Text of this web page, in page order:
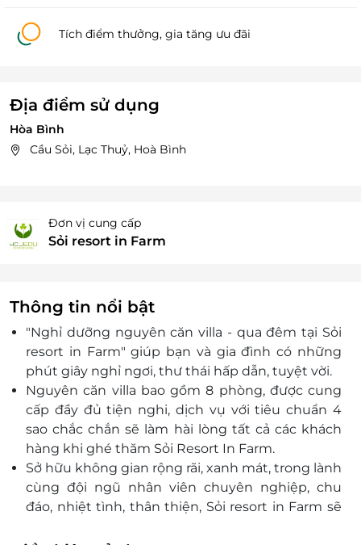
Tích điểm thưởng, gia tăng ưu đãi
Địa điểm sử dụng
Hòa Bình
Cầu Sỏi, Lạc Thuỷ, Hoà Bình
Đơn vị cung cấp
Sỏi resort in Farm
Thông tin nổi bật
"Nghỉ dưỡng nguyên căn villa - qua đêm tại Sỏi
resort in Farm" giúp bạn và gia đình có những
phút giây nghỉ ngơi, thư thái hấp dẫn, tuyệt vời.
Nguyên căn villa bao gồm 8 phòng, được cung
cấp đầy đủ tiện nghi, dịch vụ với tiêu chuẩn 4
sao chắc chắn sẽ làm hài lòng tất cả các khách
hàng khi ghé thăm Sỏi Resort In Farm.
Sở hữu không gian rộng rãi, xanh mát, trong lành
cùng đội ngũ nhân viên chuyên nghiệp, chu
đáo, nhiệt tình, thân thiện, Sỏi resort in Farm sẽ